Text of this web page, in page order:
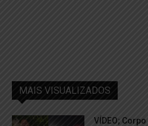
MAIS VISUALIZADOS
VÍDEO;